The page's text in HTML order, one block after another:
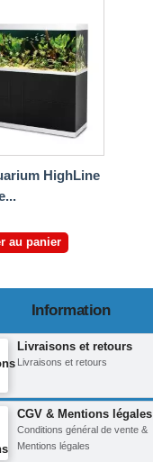
HighLine
au panier
Information
Livraisons et retours
Livraisons et retours
CGV & Mentions légales
Conditions général de vente &
Mentions légales